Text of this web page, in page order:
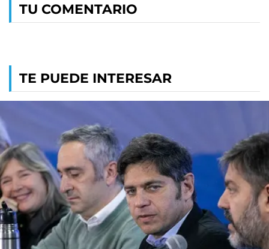
TU COMENTARIO
TE PUEDE INTERESAR